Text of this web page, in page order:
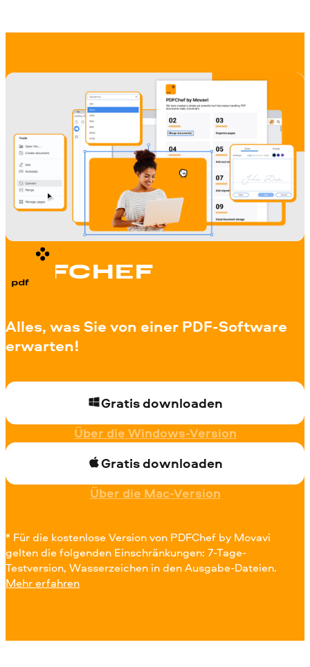
PDFCHEF
Alles, was Sie von einer PDF-Software
erwarten!
Gratis downloaden
Über die Windows-Version
Gratis downloaden
Über die Mac-Version
* Für die kostenlose Version von PDFChef by Movavi
gelten die folgenden Einschränkungen: 7-Tage-
Testversion, Wasserzeichen in den Ausgabe-Dateien.
Mehr erfahren